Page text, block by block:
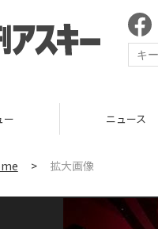
ー ニュース
> 拡大画像